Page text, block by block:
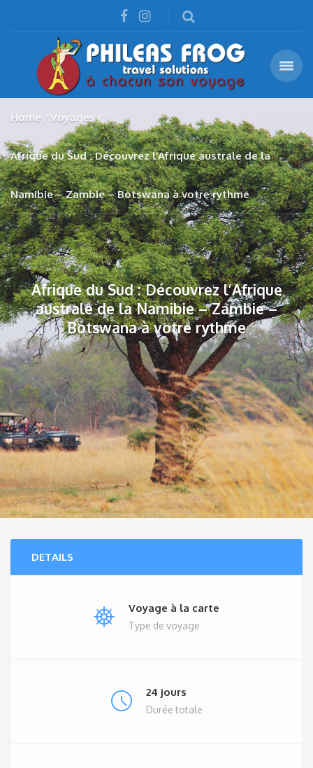
Home Voyages
Afrique du Sud : Découvrez l’Afrique australe de la
Namibie – Zambie – Botswana à votre rythme
Afrique du Sud : Découvrez l’Afrique
australe de la Namibie – Zambie –
Botswana à votre rythme
DETAILS
Voyage à la carte
Type de voyage
24 jours
Durée totale